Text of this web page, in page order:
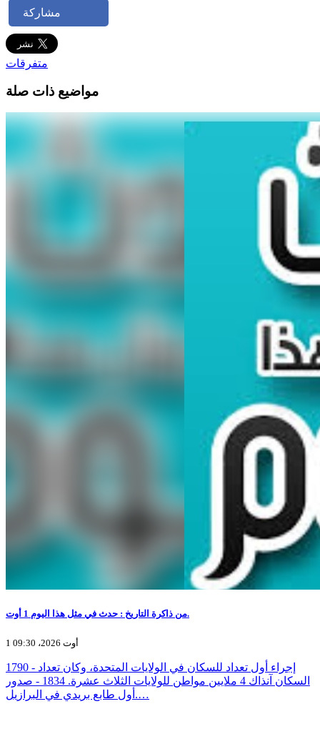
مشاركة
متفرقات
مواضيع ذات صلة
من ذاكرة التاريخ : حدث في مثل هذا اليوم 1 أوت.
1 أوت 2026، 09:30
1790 - إجراء أول تعداد للسكان في الولايات المتحدة، وكان تعداد
السكان آنذاك 4 ملايين مواطن للولايات الثلاث عشرة. 1834 - صدور
أول طابع بريدي في البرازيل.…